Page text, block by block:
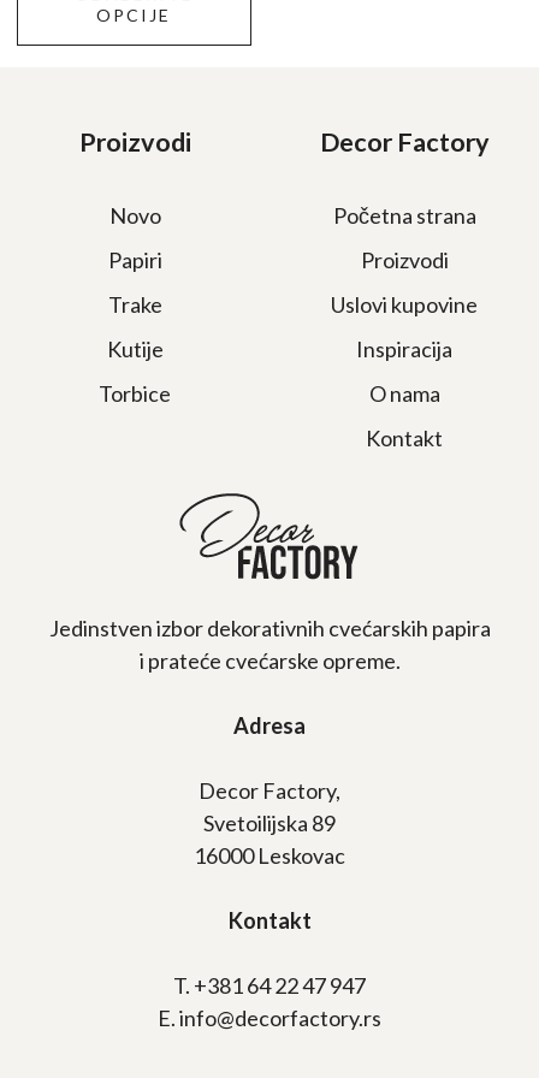
bila:
OPCIJE
Proizvodi
Novo
Papiri
Trake
Kutije
Torbice
Decor Factory
Početna strana
Proizvodi
Uslovi kupovine
Inspiracija
O nama
Kontakt
Jedinstven izbor dekorativnih cvećarskih papira
i prateće cvećarske opreme.
Adresa
Decor Factory,
Svetoilijska 89
16000 Leskovac
Kontakt
T. +381 64 22 47 947
E. info@decorfactory.rs